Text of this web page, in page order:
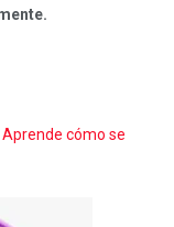
Aprende cómo se